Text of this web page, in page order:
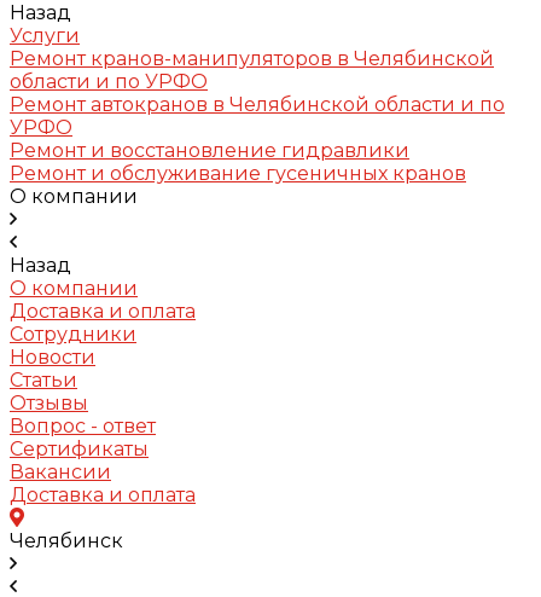
Назад
Услуги
Ремонт кранов-манипуляторов в Челябинской
области и по УРФО
Ремонт автокранов в Челябинской области и по
УРФО
Ремонт и восстановление гидравлики
Ремонт и обслуживание гусеничных кранов
О компании
Назад
О компании
Доставка и оплата
Сотрудники
Новости
Статьи
Отзывы
Вопрос - ответ
Сертификаты
Вакансии
Доставка и оплата
Челябинск